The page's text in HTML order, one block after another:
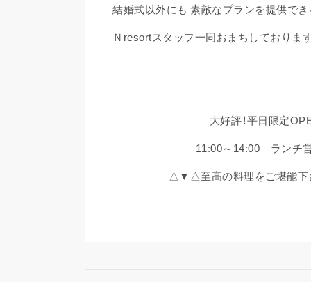
結婚式以外にも 素敵なプランを提供でき
Ｎresortスタッフ一同おまちしております
大好評！平日限定
11:00～14:00 ランチ
△▼△至高の料理をご堪能